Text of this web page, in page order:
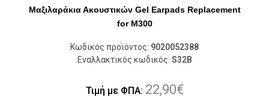
Μαξιλαράκια Ακουστικών Gel Earpads Replacement
for M300
Κωδικός προϊόντος: 9020052388
Εναλλακτικός κωδικός: S32B
Τιμή με ΦΠΑ: 22,90€